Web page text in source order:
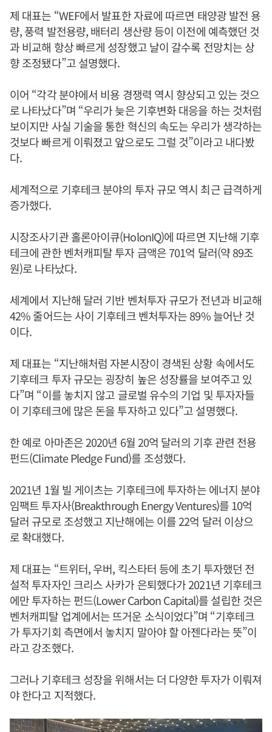
제 대표는 “WEF에서 발표한 자료에 따르면 태양광 발전 용
량, 풍력 발전용량, 배터리 생산량 등이 이전에 예측했던 것
과 비교해 항상 빠르게 성장했고 날이 갈수록 전망치는 상
향 조정됐다”고 설명했다.
이어 “각각 분야에서 비용 경쟁력 역시 향상되고 있는 것으
로 나타났다”며 “우리가 늦은 기후변화 대응을 하는 것처럼
보이지만 사실 기술을 통한 혁신의 속도는 우리가 생각하는
것보다 빠르게 이뤄졌고 앞으로도 그럴 것”이라고 내다봤
다.
세계적으로 기후테크 분야의 투자 규모 역시 최근 급격하게
증가했다.
시장조사기관 홀론아이큐(HolonIQ)에 따르면 지난해 기후
테크에 관한 벤처캐피탈 투자 금액은 701억 달러(약 89조
원)로 나타났다.
세계에서 지난해 달러 기반 벤처투자 규모가 전년과 비교해
42% 줄어드는 사이 기후테크 벤처투자는 89% 늘어난 것
이다.
제 대표는 “지난해처럼 자본시장이 경색된 상황 속에서도
기후테크 투자 규모는 굉장히 높은 성장률을 보여주고 있
다”며 “이를 놓치지 않고 글로벌 유수의 기업 및 투자자들
이 기후테크에 많은 돈을 투자하고 있다”고 설명했다.
한 예로 아마존은 2020년 6월 20억 달러의 기후 관련 전용
펀드(Climate Pledge Fund)를 조성했다.
2021년 1월 빌 게이츠는 기후테크에 투자하는 에너지 분야
임팩트 투자사(Breakthrough Energy Ventures)를 10억
달러 규모로 조성했고 지난해에는 이를 22억 달러 이상으
로 확대했다.
제 대표는 “트위터, 우버, 킥스타터 등에 초기 투자했던 전
설적 투자자인 크리스 사카가 은퇴했다가 2021년 기후테크
에만 투자하는 펀드(Lower Carbon Capital)를 설립한 것은
벤처캐피탈 업계에서는 뜨거운 소식이었다”며 “기후테크
가 투자기회 측면에서 놓치지 말아야 할 아젠다라는 뜻”이
라고 강조했다.
그러나 기후테크 성장을 위해서는 더 다양한 투자가 이뤄져
야 한다고 지적했다.